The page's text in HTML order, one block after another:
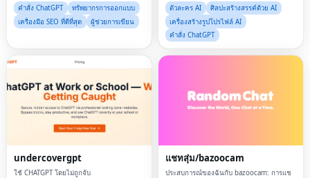
คำสั่ง ChatGPT
ทรัพยากรการออกแบบ
เครื่องมือ SEO ที่ดีที่สุด
ผู้ช่วยการเขียน
ตัวละคร AI
ศิลปะสร้างสรรค์ด้วย AI
เครื่องสร้างรูปโปรไฟล์ AI
คำสั่ง ChatGPT
undercovergpt
ใช้ CHATGPT โดยไม่ถูกจับ
แชทสุ่ม/bazoocam
ประสบการณ์ของฉันกับ bazoocam: การแช